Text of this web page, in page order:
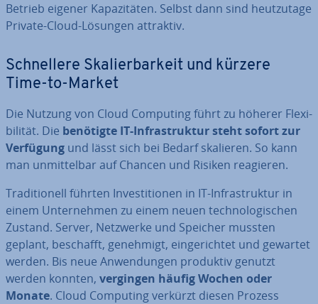
Betrieb eigener Ka­pa­zi­tä­ten. Selbst dann sind heut­zu­ta­ge
Private-Cloud-Lösungen attraktiv.
Schnel­le­re Ska­lier­bar­keit und kürzere
Time-to-Market
Die Nutzung von Cloud Computing führt zu höherer Fle­xi­
bi­li­tät. Die benötigte IT-In­fra­struk­tur steht sofort zur
Verfügung und lässt sich bei Bedarf skalieren. So kann
man un­mit­tel­bar auf Chancen und Risiken reagieren.
Tra­di­tio­nell führten In­ves­ti­tio­nen in IT-In­fra­struk­tur in
einem Un­ter­neh­men zu einem neuen tech­no­lo­gi­schen
Zustand. Server, Netzwerke und Speicher mussten
geplant, beschafft, genehmigt, ein­ge­rich­tet und gewartet
werden. Bis neue An­wen­dun­gen produktiv genutzt
werden konnten, vergingen häufig Wochen oder
Monate. Cloud Computing verkürzt diesen Prozess